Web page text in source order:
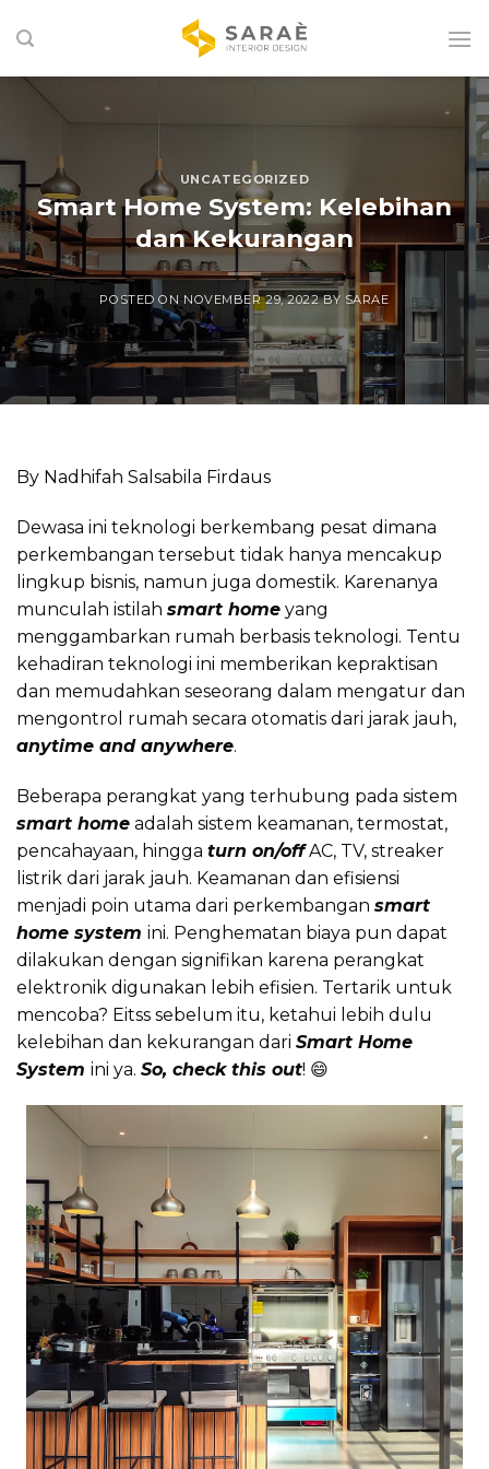
to
UNCATEGORIZED
Smart Home System: Kelebihan
dan Kekurangan
POSTED ON NOVEMBER 29, 2022BY SARAE
By Nadhifah Salsabila Firdaus
Dewasa ini teknologi berkembang pesat dimana
perkembangan tersebut tidak hanya mencakup
lingkup bisnis, namun juga domestik. Karenanya
munculah istilah smart home yang
menggambarkan rumah berbasis teknologi. Tentu
kehadiran teknologi ini memberikan kepraktisan
dan memudahkan seseorang dalam mengatur dan
mengontrol rumah secara otomatis dari jarak jauh,
anytime and anywhere.
Beberapa perangkat yang terhubung pada sistem
smart home adalah sistem keamanan, termostat,
pencahayaan, hingga turn on/offAC, TV, streaker
listrik dari jarak jauh. Keamanan dan efisiensi
menjadi poin utama dari perkembangan smart
home system ini. Penghematan biaya pun dapat
dilakukan dengan signifikan karena perangkat
elektronik digunakan lebih efisien. Tertarik untuk
mencoba? Eitss sebelum itu, ketahui lebih dulu
kelebihan dan kekurangan dari Smart Home
System ini ya. So, check this out! 😄